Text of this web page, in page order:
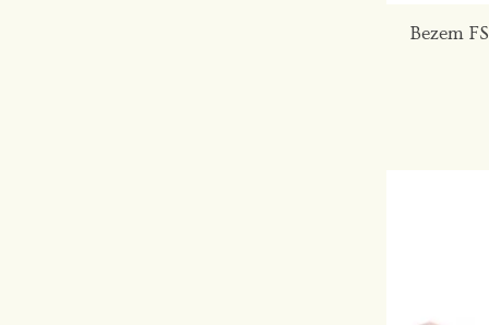
Bezem